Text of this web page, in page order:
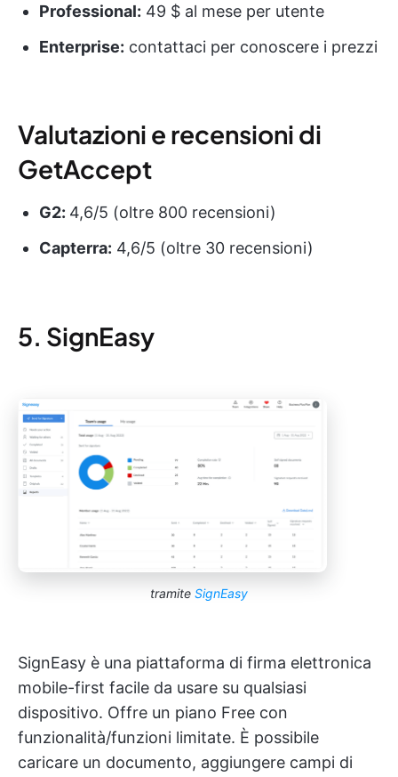
Professional: 49 $ al mese per utente
Enterprise: contattaci per conoscere i prezzi
Valutazioni e recensioni di
GetAccept
G2: 4,6/5 (oltre 800 recensioni)
Capterra: 4,6/5 (oltre 30 recensioni)
5. SignEasy
tramite SignEasy
SignEasy è una piattaforma di firma elettronica
mobile-first facile da usare su qualsiasi
dispositivo. Offre un piano Free con
funzionalità/funzioni limitate. È possibile
caricare un documento, aggiungere campi di